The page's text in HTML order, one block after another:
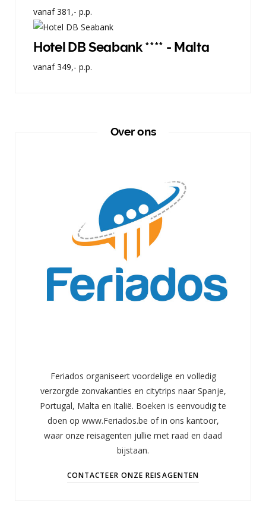
vanaf 381,- p.p.
Hotel DB Seabank **** - Malta
vanaf 349,- p.p.
Over ons
Feriados organiseert voordelige en volledig
verzorgde zonvakanties en citytrips naar Spanje,
Portugal, Malta en Italië. Boeken is eenvoudig te
doen op www.Feriados.be of in ons kantoor,
waar onze reisagenten jullie met raad en daad
bijstaan.
CONTACTEER ONZE REISAGENTEN